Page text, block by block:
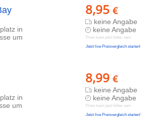
8,95 €
keine Angabe
keine Angabe
Preis kann jetzt höher sein
Jetzt live Preisvergleich starten!
in
um
8,99 €
keine Angabe
keine Angabe
Preis kann jetzt höher sein
Jetzt live Preisvergleich starten!
in
um